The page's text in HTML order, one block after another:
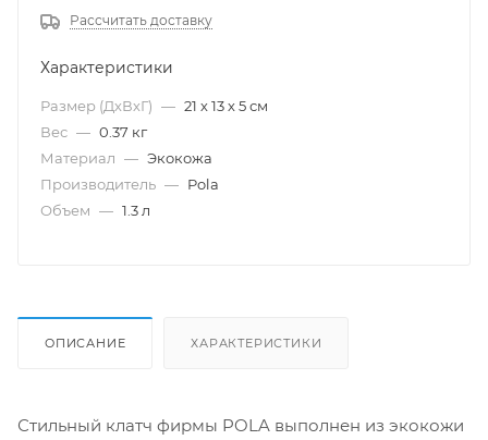
Рассчитать доставку
Характеристики
Размер (ДхВхГ) — 21 х 13 х 5 см
Вес — 0.37 кг
Материал — Экокожа
Производитель — Pola
Объем — 1.3 л
ОПИСАНИЕ ХАРАКТЕРИСТИКИ
Стильный клатч фирмы POLA выполнен из экокожи